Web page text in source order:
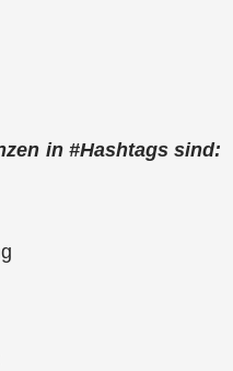
in #Hashtags sind: